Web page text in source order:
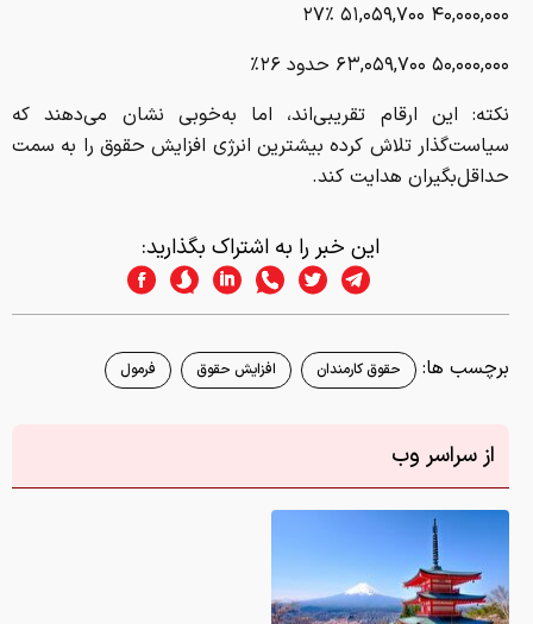
۴۰,۰۰۰,۰۰۰ ۵۱,۰۵۹,۷۰۰ ۲۷٪
۵۰,۰۰۰,۰۰۰ ۶۳,۰۵۹,۷۰۰ حدود ۲۶٪
نکته: این ارقام تقریبی‌اند، اما به‌خوبی نشان می‌دهند که
سیاست‌گذار تلاش کرده بیشترین انرژی افزایش حقوق را به سمت
حداقل‌بگیران هدایت کند.
این خبر را به اشتراک بگذارید:
برچسب ها: حقوق کارمندان افزایش حقوق فرمول
از سراسر وب